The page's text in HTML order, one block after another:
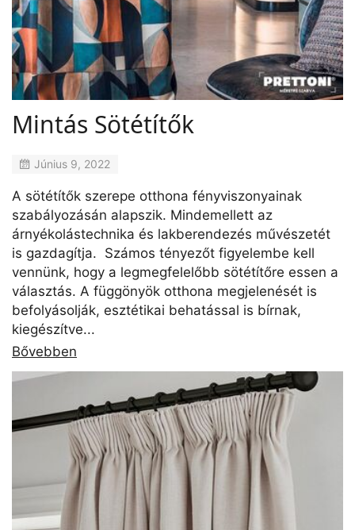
Mintás Sötétítők
Június 9, 2022
A sötétítők szerepe otthona fényviszonyainak
szabályozásán alapszik. Mindemellett az
árnyékolástechnika és lakberendezés művészetét
is gazdagítja. Számos tényezőt figyelembe kell
vennünk, hogy a legmegfelelőbb sötétítőre essen a
választás. A függönyök otthona megjelenését is
befolyásolják, esztétikai behatással is bírnak,
kiegészítve...
Bővebben